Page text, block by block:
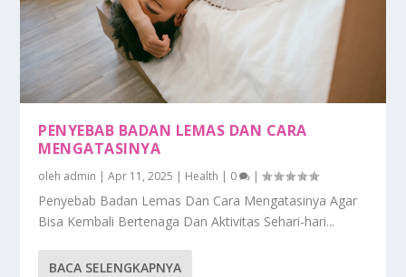
PENYEBAB BADAN LEMAS DAN CARA
MENGATASINYA
oleh admin |Apr 11, 2025 | Health | 0 |
Penyebab Badan Lemas Dan Cara Mengatasinya Agar
Bisa Kembali Bertenaga Dan Aktivitas Sehari-hari...
BACA SELENGKAPNYA